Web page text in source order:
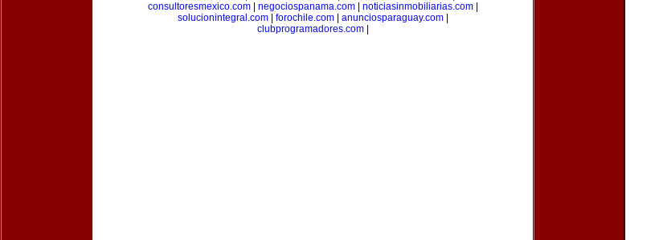
consultoresmexico.com| negociospanama.com| noticiasinmobiliarias.com|
solucionintegral.com| forochile.com| anunciosparaguay.com|
clubprogramadores.com|